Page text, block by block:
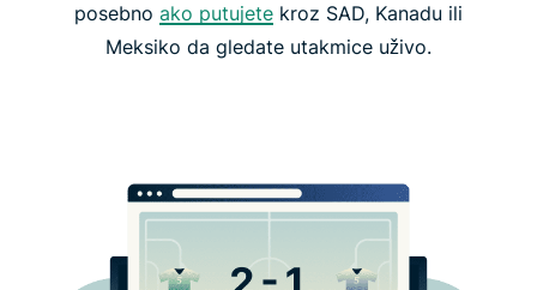
posebno ako putujete kroz SAD, Kanadu ili
Meksiko da gledate utakmice uživo.